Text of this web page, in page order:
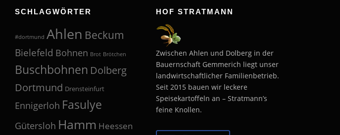
SCHLAGWÖRTER
#dortmund Ahlen Beckum
Bielefeld Bohnen Brot Brötchen
Buschbohnen Dolberg
Dortmund Drensteinfurt
Ennigerloh Fasulye
Gütersloh Hamm Heessen
HOF STRATMANN
Zwischen Ahlen und Dolberg in der
Bauernschaft Gemmerich liegt unser
landwirtschaftlicher Familienbetrieb.
Seit 2015 bauen wir leckere
Speisekartoffeln an – Stratmann’s
feine Knollen.